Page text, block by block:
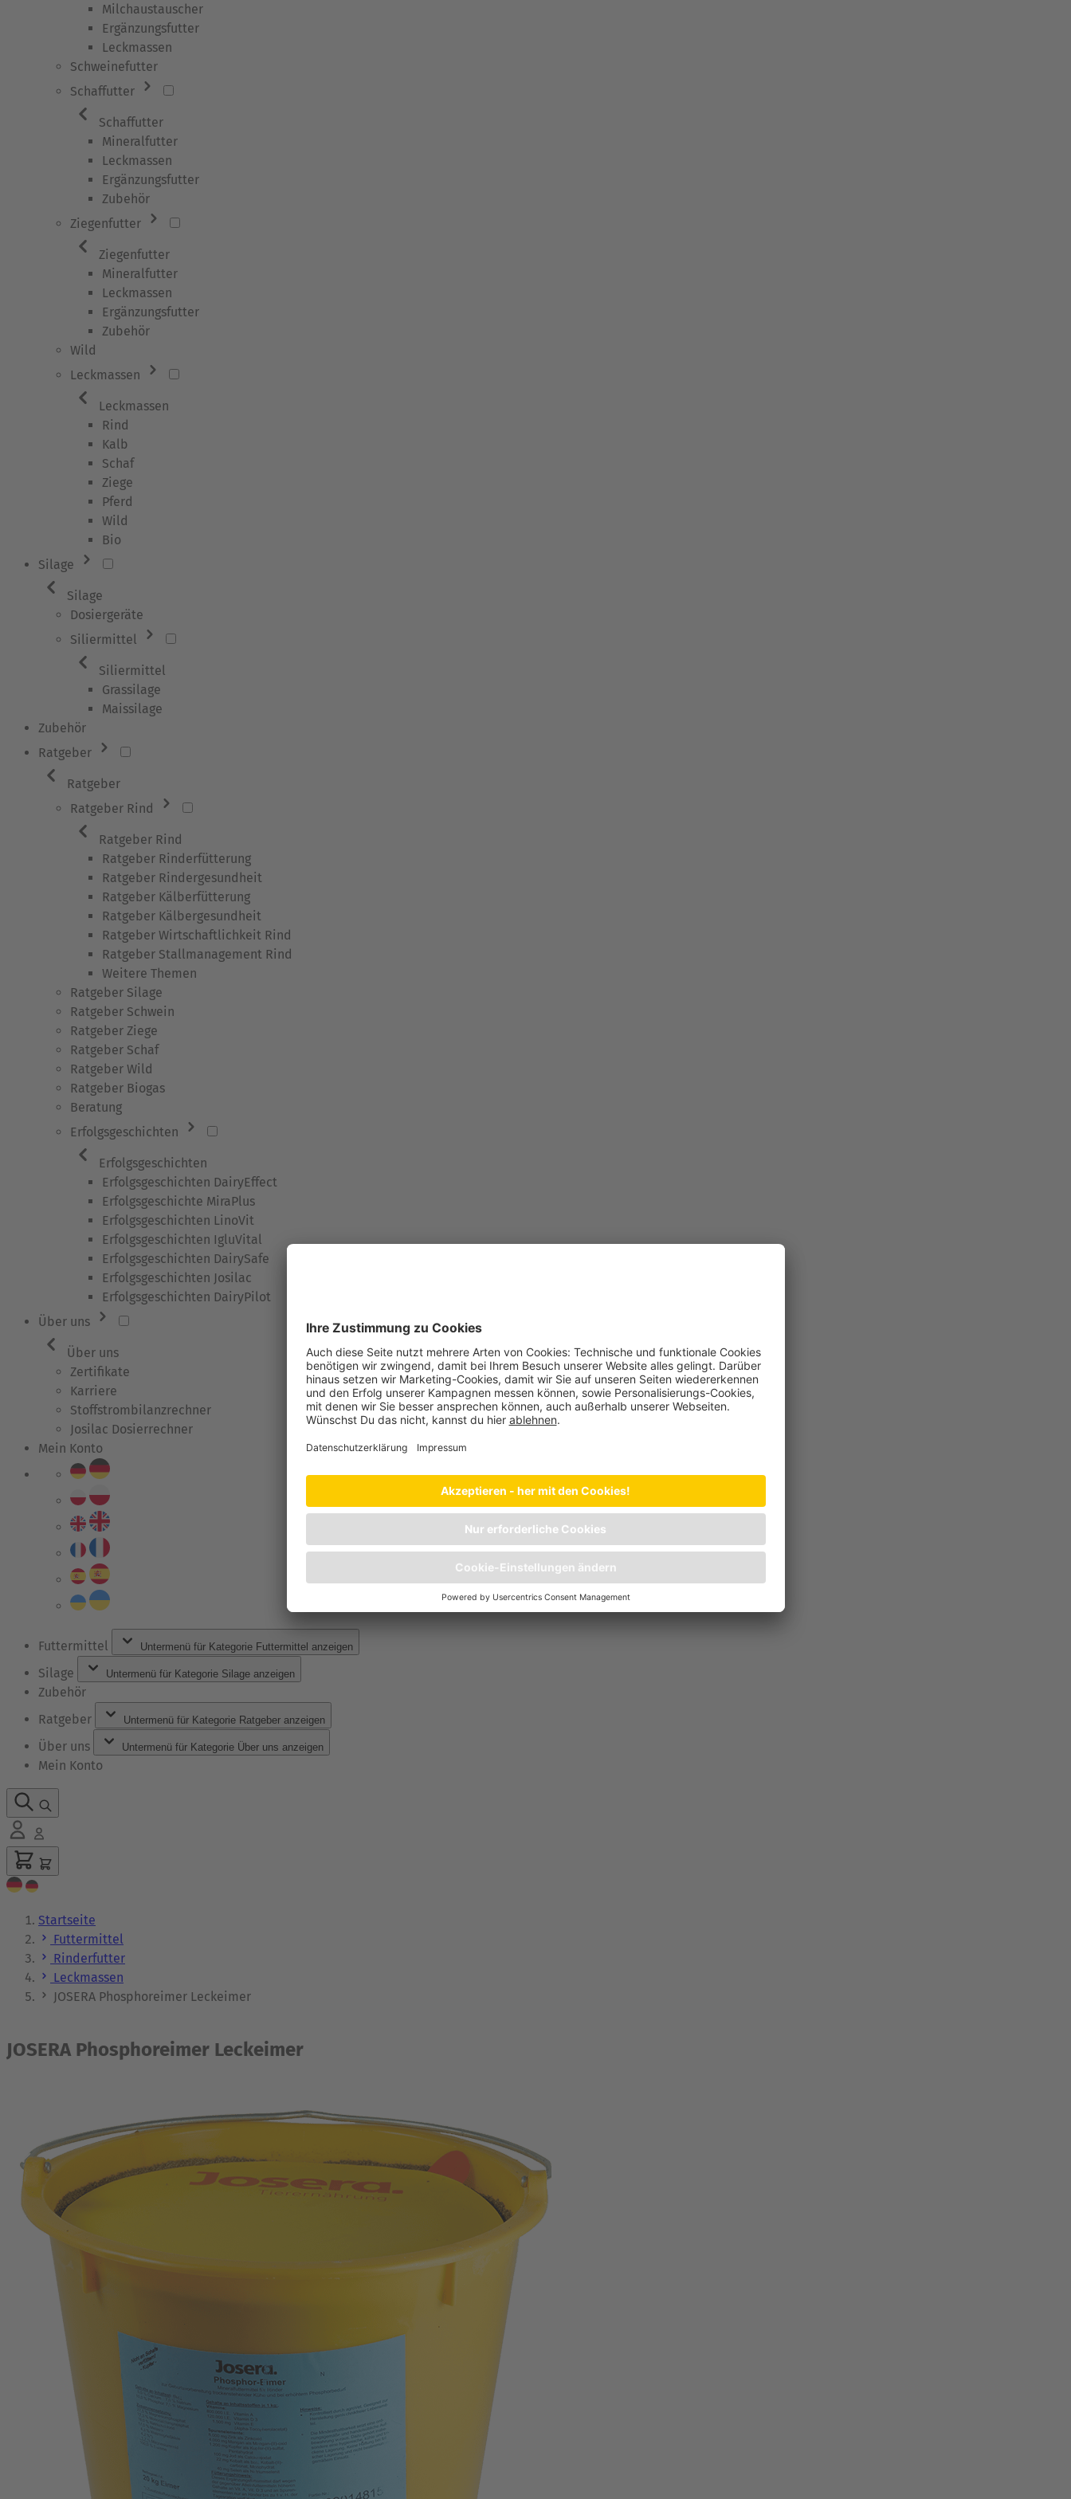
Milchaustauscher
Ergänzungsfutter
Leckmassen
Schweinefutter
Schaffutter
Schaffutter
Mineralfutter
Leckmassen
Ergänzungsfutter
Zubehör
Ziegenfutter
Ziegenfutter
Mineralfutter
Leckmassen
Ergänzungsfutter
Zubehör
Wild
Leckmassen
Leckmassen
Rind
Kalb
Schaf
Ziege
Pferd
Wild
Bio
Silage
Silage
Dosiergeräte
Siliermittel
Siliermittel
Grassilage
Maissilage
Zubehör
Ratgeber
Ratgeber
Ratgeber Rind
Ratgeber Rind
Ratgeber Rinderfütterung
Ratgeber Rindergesundheit
Ratgeber Kälberfütterung
Ratgeber Kälbergesundheit
Ratgeber Wirtschaftlichkeit Rind
Ratgeber Stallmanagement Rind
Weitere Themen
Ratgeber Silage
Ratgeber Schwein
Ratgeber Ziege
Ratgeber Schaf
Ratgeber Wild
Ratgeber Biogas
Beratung
Erfolgsgeschichten
Erfolgsgeschichten
Erfolgsgeschichten DairyEffect
Erfolgsgeschichte MiraPlus
Erfolgsgeschichten LinoVit
Erfolgsgeschichten IgluVital
Erfolgsgeschichten DairySafe
Erfolgsgeschichten Josilac
Erfolgsgeschichten DairyPilot
Über uns
Über uns
Zertifikate
Karriere
Stoffstrombilanzrechner
Josilac Dosierrechner
Mein Konto
Futtermittel Untermenü für Kategorie Futtermittel anzeigen
Silage Untermenü für Kategorie Silage anzeigen
Zubehör
Ratgeber
Untermenü für Kategorie Ratgeber anzeigen
Über uns Untermenü für Kategorie Über uns anzeigen
Mein Konto
Startseite
Futtermittel
Rinderfutter
Leckmassen
JOSERA Phosphoreimer Leckeimer
JOSERA Phosphoreimer Leckeimer